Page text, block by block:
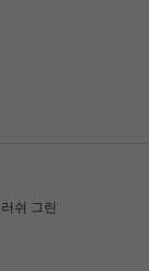
쉬 그린